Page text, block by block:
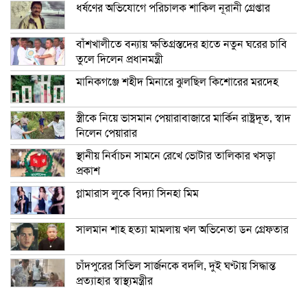
ধর্ষণের অভিযোগে পরিচালক শাকিল নূরানী গ্রেপ্তার
বাঁশখালীতে বন্যায় ক্ষতিগ্রস্তদের হাতে নতুন ঘরের চাবি
তুলে দিলেন প্রধানমন্ত্রী
মানিকগঞ্জে শহীদ মিনারে ঝুলছিল কিশোরের মরদেহ
স্ত্রীকে নিয়ে ভাসমান পেয়ারাবাজারে মার্কিন রাষ্ট্রদূত, স্বাদ
নিলেন পেয়ারার
স্থানীয় নির্বাচন সামনে রেখে ভোটার তালিকার খসড়া
প্রকাশ
গ্লামারাস লুকে বিদ্যা সিনহা মিম
সালমান শাহ হত্যা মামলায় খল অভিনেতা ডন গ্রেফতার
চাঁদপুরের সিভিল সার্জনকে বদলি, দুই ঘণ্টায় সিদ্ধান্ত
প্রত্যাহার স্বাস্থ্যমন্ত্রীর